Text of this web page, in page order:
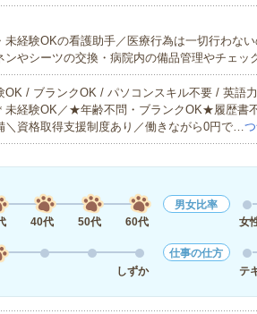
未経験OKの看護助手／医療行為は一切行わな
やシーツの交換・病院内の備品管理やチェッ
OK / ブランクOK / パソコンスキル不要 / 英語
未経験OK／★年齢不問・ブランクOK★履歴書
＼資格取得支援制度あり／働きながら0円で…
40代 50代 60代
男女比率
女
しずか
仕事の仕方
テ